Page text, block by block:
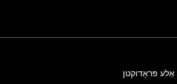
אַלע פּראָדוקטן